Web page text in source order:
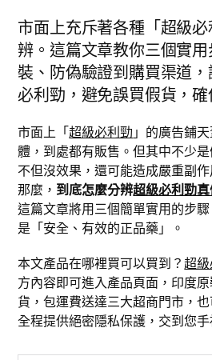
市面上充斥著各種「超級
辨。這篇文章教你三個實
裝、防偽驗證到購買渠道
必利勁，避免誤買假貨，確
市面上「超級必利勁 」的廣告鋪
體，到處都有販售。但其中不少
不但沒效果，還可能造成嚴重副作
那麼， 到底怎麼分辨超級必利勁
這篇文章將用三個簡單實用的步
是「安全、有效的正品藥」。
本文產品在哪裡買可以買到？超
方內容即可進入產品頁面，印度
貨，包運費送達三大超商門市，
全程提供絕密隱私保護，交到您手